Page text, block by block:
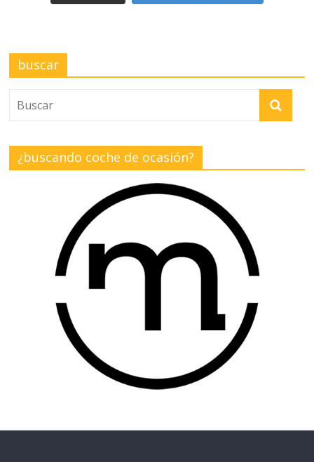
buscar
¿buscando coche de ocasión?